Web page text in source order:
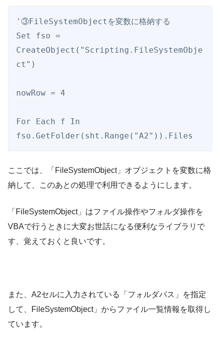
'③FileSystemObjectを変数に格納する
Set fso =
CreateObject("Scripting.FileSystemObje
ct")
nowRow = 4
For Each f In
fso.GetFolder(sht.Range("A2")).Files
ここでは、「FileSystemObject」オブジェクトを変数に格
納して、このあとの処理で利用できるようにします。
「FileSystemObject」はファイル操作やフォルダ操作を
VBAで行うときに大変お世話になる便利なライブラリで
す、覚えておくと良いです。
また、A2セルに入力されている「フォルダパス」を指定
して、FileSystemObject」からファイル一覧情報を取得し
ています。